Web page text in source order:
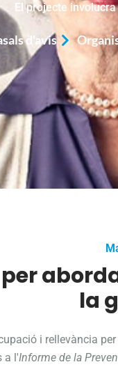
El projecte
d'avis
la
i rellevància
a l'Informe de la